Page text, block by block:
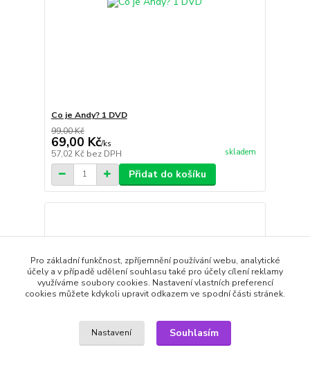
Co je Andy? 1 DVD
99,00 Kč
69,00 Kč/ks
57,02 Kč bez DPH skladem
Přidat do košíku
Pro základní funkčnost, zpříjemnění používání webu, analytické
účely a v případě udělení souhlasu také pro účely cílení reklamy
využíváme soubory cookies. Nastavení vlastních preferencí
cookies můžete kdykoli upravit odkazem ve spodní části stránek.
Nastavení Souhlasím